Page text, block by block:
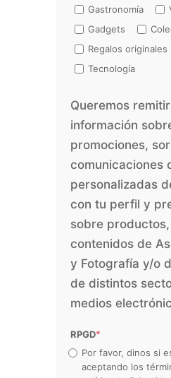
Gastronomía
Gadgets
Regalos originales
Tecnología
Queremos
información
promociones,
comunicaciones
personalizadas
con tu perfil y
sobre
contenidos de
y Fotografía y/o
de distintos
medios
RPGD*
Por favor, dinos si
aceptando los